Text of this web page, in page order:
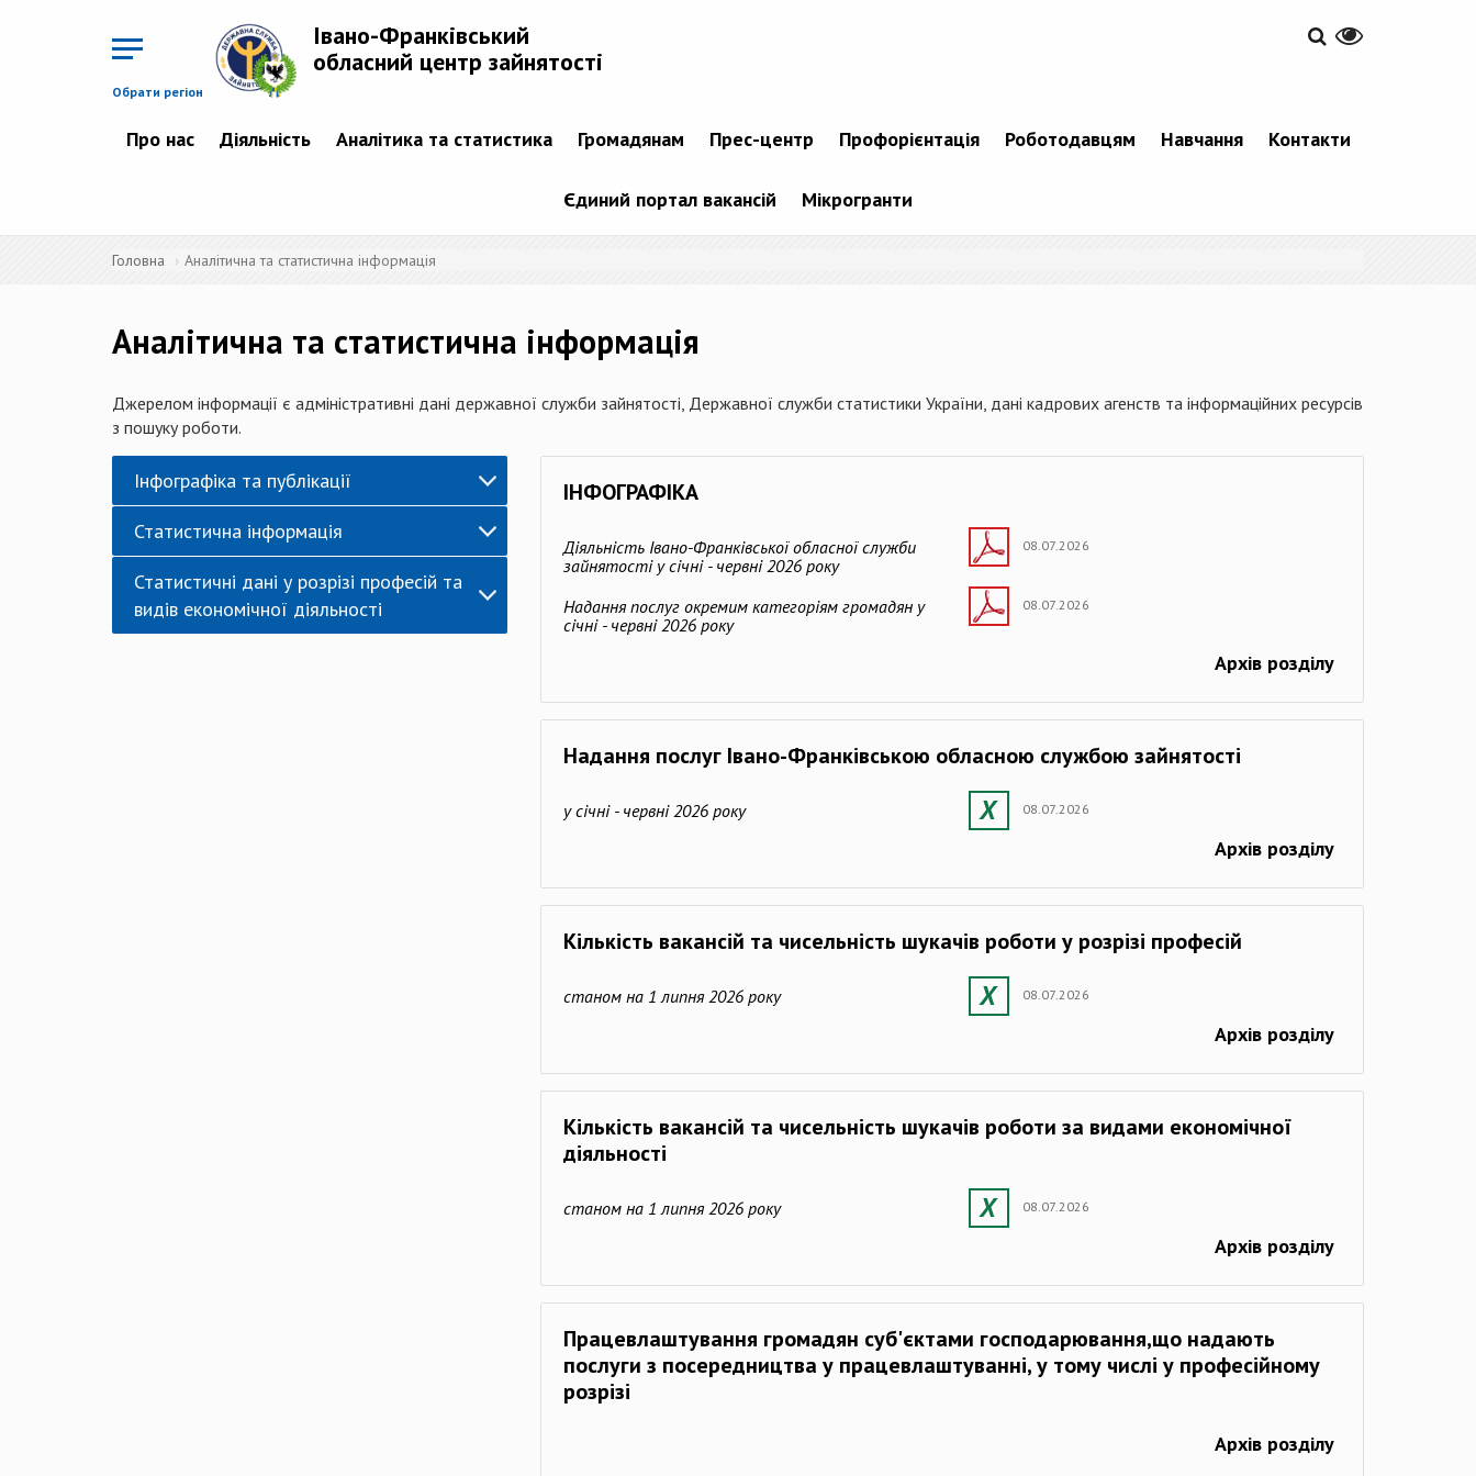
Обрати регіон
Івано-Франківський
обласний центр зайнятості
Про нас Діяльність Аналітика та статистика Громадянам Прес-центр Профорієнтація Роботодавцям Навчання Контакти
Єдиний портал вакансій Мікрогранти
Головна Аналітична та статистична інформація
Аналітична та статистична інформація
Джерелом інформації є адміністративні дані державної служби зайнятості, Державної служби статистики України, дані кадрових агенств та інформаційних ресурсів
з пошуку роботи.
Інфографіка та публікації
Статистична інформація
Статистичні дані у розрізі професій та
видів економічної діяльності
ІНФОГРАФІКА
Діяльність Івано-Франківської обласної служби
зайнятості у січні - червні 2026 року
08.07.2026
Надання послуг окремим категоріям громадян у
січні - червні 2026 року
08.07.2026
Архів розділу
Надання послуг Івано-Франківською обласною службою зайнятості
у січні - червні 2026 року 08.07.2026
Архів розділу
Кількість вакансій та чисельність шукачів роботи у розрізі професій
станом на 1 липня 2026 року 08.07.2026
Архів розділу
Кількість вакансій та чисельність шукачів роботи за видами економічної
діяльності
станом на 1 липня 2026 року 08.07.2026
Архів розділу
Працевлаштування громадян суб'єктами господарювання,що надають
послуги з посередництва у працевлаштуванні, у тому числі у професійному
розрізі
Архів розділу